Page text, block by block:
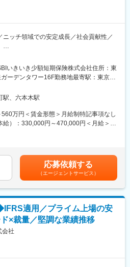
：
と収益性向上のドライブ
な短期・中長期の経営計画策定及び進捗
分析、経営層への報告・改善策提案
戦略施策の実行支援
スプレイヤーの事業成長を実現する主体
成機会を得られこと
ドを持つメンバーで構成され様々な知見
ラスプレイヤーの事業成長を実現する主
営意思決定に関わることを通じ、自ら
ること
から構成されるメンバーから、様々な
業務
ニッチ領域での安定成長／社会貢献性／
いきいき少額短期保険株式会社に出向いた
・年次決算（連結対応含）、予算管
への報告資料や開示資料の作成
業務などにもチャレンジしていただきた
在籍しており、フラットにコミュニー
です。
個々の能力に応じて活躍できる風通し
社と、様々なバックグラウンドを持った
す。
いきいき少額短期保険株式会社住所：東
ーデンタワー16F勤務地最寄駅：東京メ
目駅受動喫煙対策：屋内全面禁煙変更の
所
駅、六本木駅
万円＜賃金形態＞月給制特記事項なし
給）：330,000円～470,000円＜月給＞
ります。月給(月額)は固定手当を含めた表
応募依頼する
（エージェントサービス）
適用／プライム上場の安
×裁量／堅調な業績推移
会社